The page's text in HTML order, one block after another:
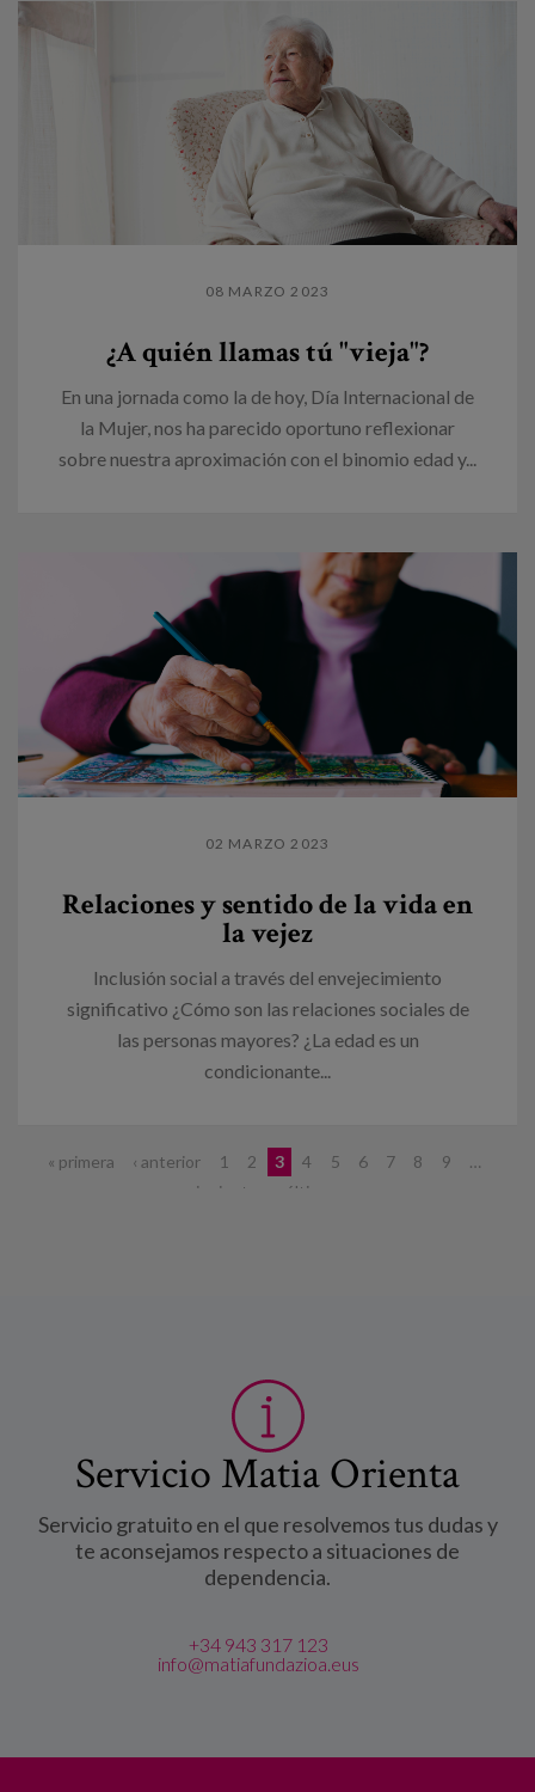
08 MARZO 2023
¿A quién llamas tú "vieja"?
En una jornada como la de hoy, Día Internacional de
la Mujer, nos ha parecido oportuno reflexionar
sobre nuestra aproximación con el binomio edad y...
02 MARZO 2023
Relaciones y sentido de la vida en
la vejez
Inclusión social a través del envejecimiento
significativo ¿Cómo son las relaciones sociales de
las personas mayores? ¿La edad es un
condicionante...
Páginas
« primera ‹ anterior 1 2 3 4 5 6 7 8 9
…
siguiente ›
última »
Servicio Matia Orienta
Servicio gratuito en el que resolvemos tus dudas y
te aconsejamos respecto a situaciones de
dependencia.
+34 943 317 123
info@matiafundazioa.eus